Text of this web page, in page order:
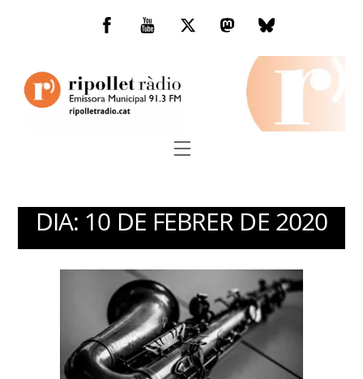
Facebook
You
TwitterMastodonBluesky
Menu
DIA: 10 DE FEBRER DE 2020